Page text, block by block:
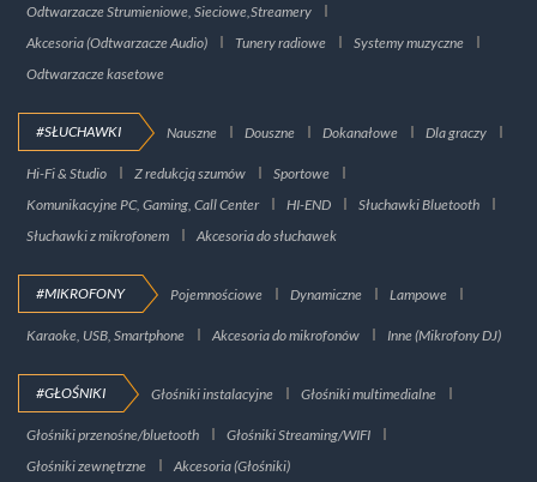
Odtwarzacze Strumieniowe, Sieciowe,Streamery
Akcesoria (Odtwarzacze Audio)
Tunery radiowe
Systemy muzyczne
Odtwarzacze kasetowe
#SŁUCHAWKI Nauszne Douszne Dokanałowe Dla graczy
Hi-Fi & Studio Z redukcją szumów
Sportowe
Komunikacyjne PC, Gaming, Call Center
HI-END
Słuchawki Bluetooth
Słuchawki z mikrofonem
Akcesoria do słuchawek
#MIKROFONY Pojemnościowe Dynamiczne Lampowe
Karaoke, USB, Smartphone Akcesoria do mikrofonów Inne (Mikrofony DJ)
#GŁOŚNIKI Głośniki instalacyjne Głośniki multimedialne
Głośniki przenośne/bluetooth
Głośniki Streaming/WIFI
Głośniki zewnętrzne
Akcesoria (Głośniki)